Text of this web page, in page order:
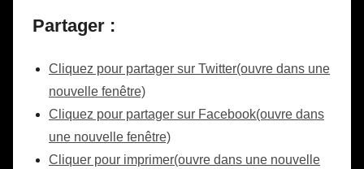
Partager :
Cliquez pour partager sur Twitter(ouvre dans une
nouvelle fenêtre)
Cliquez pour partager sur Facebook(ouvre dans
une nouvelle fenêtre)
Cliquer pour imprimer(ouvre dans une nouvelle